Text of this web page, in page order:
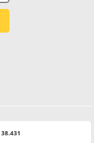
38.431